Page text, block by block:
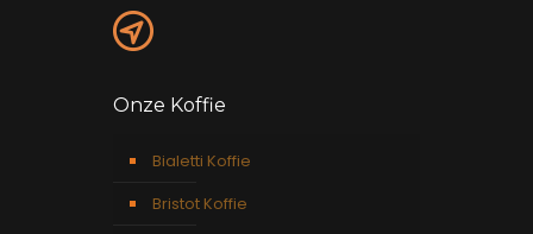
Onze Koffie
Bialetti Koffie
Bristot Koffie